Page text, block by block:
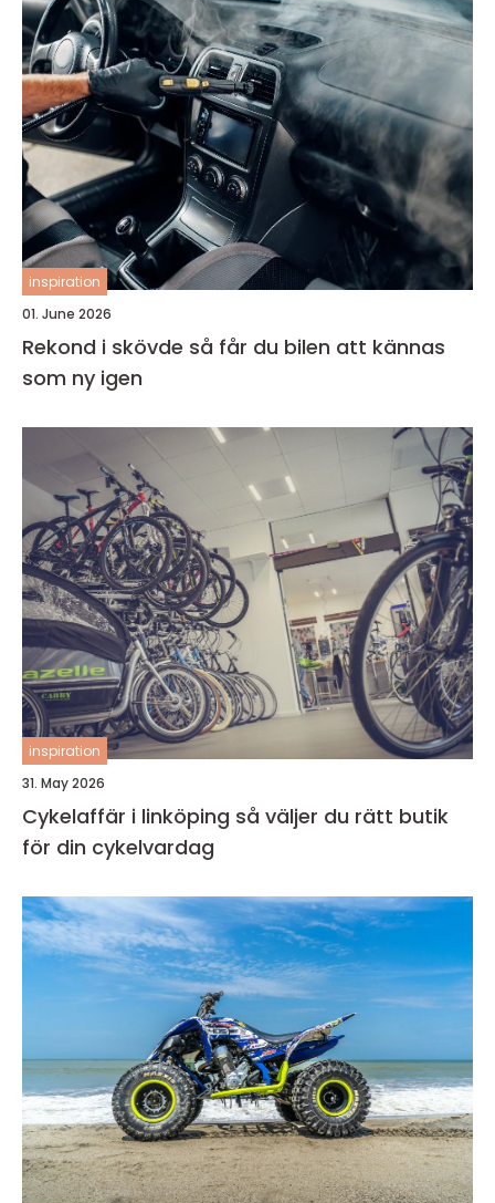
inspiration
01. June 2026
Rekond i skövde så får du bilen att kännas
som ny igen
inspiration
31. May 2026
Cykelaffär i linköping så väljer du rätt butik
för din cykelvardag